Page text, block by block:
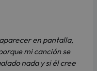
en pantalla,
mi canción se
nada y si él cree